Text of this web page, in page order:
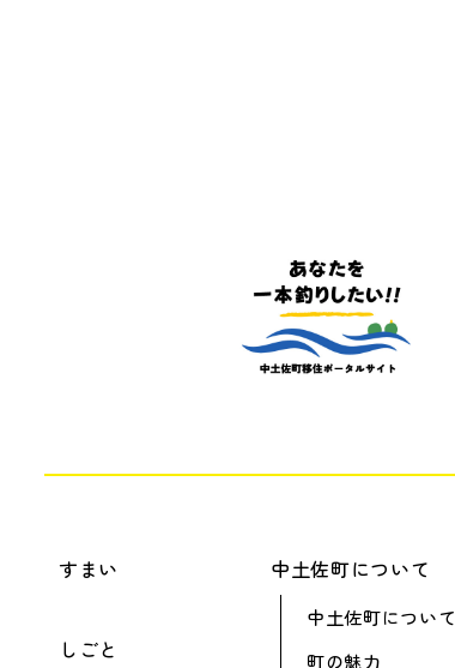
すまい
しごと
中土佐町について
中土佐町について
町の魅力